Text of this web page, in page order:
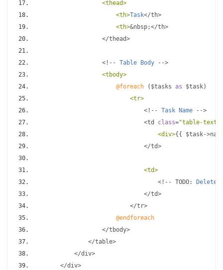
<thead>
<th>Task</th>
<th>&nbsp;</th>
</thead>
<!-- Table Body
-->
<tbody>
@foreach
( $tasks as $task)
<tr>
<!-- Task Name
-->
<td class="table-text"
<div>{{ $task->
</td>
<td>
<!-- TODO: Delete
</td>
</tr>
@endforeach
</tbody>
</table>
</div>
</div>